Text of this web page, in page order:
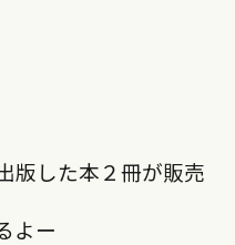
版した本２冊が販売
よー